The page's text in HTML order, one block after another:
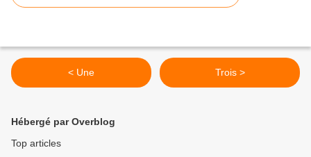
< Une Trois >
Hébergé par Overblog
Top articles